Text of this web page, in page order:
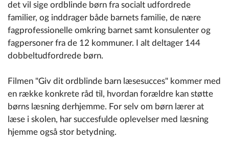
det vil sige ordblinde børn fra socialt udfordrede
familier, og inddrager både barnets familie, de nære
fagprofessionelle omkring barnet samt konsulenter og
fagpersoner fra de 12 kommuner. I alt deltager 144
dobbeltudfordrede børn.
Filmen "Giv dit ordblinde barn læsesucces" kommer med
en række konkrete råd til, hvordan forældre kan støtte
børns læsning derhjemme. For selv om børn lærer at
læse i skolen, har succesfulde oplevelser med læsning
hjemme også stor betydning.